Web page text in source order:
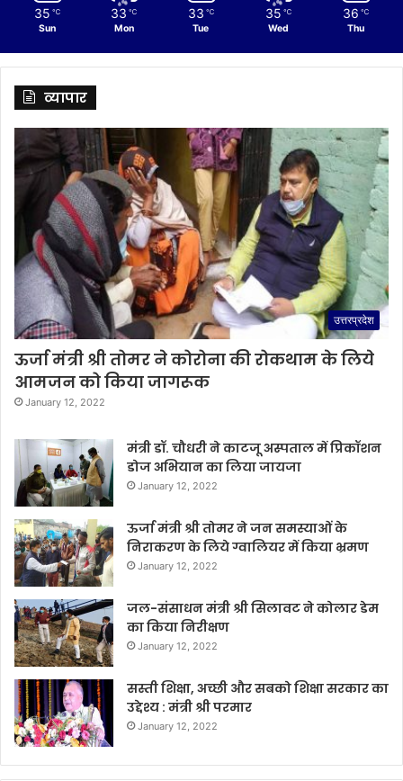
35 ℃
Sun
33 ℃
Mon
33 ℃
Tue
35 ℃
Wed
36 ℃
Thu
व्यापार
उत्तरप्रदेश
ऊर्जा मंत्री श्री तोमर ने कोरोना की रोकथाम के लिये
आमजन को किया जागरूक
January 12, 2022
मंत्री डॉ. चौधरी ने काटजू अस्पताल में प्रिकॉशन
डोज अभियान का लिया जायजा
January 12, 2022
ऊर्जा मंत्री श्री तोमर ने जन समस्याओं के
निराकरण के लिये ग्वालियर में किया भ्रमण
January 12, 2022
जल-संसाधन मंत्री श्री सिलावट ने कोलार डेम
का किया निरीक्षण
January 12, 2022
सस्ती शिक्षा, अच्छी और सबको शिक्षा सरकार का
उद्देश्य : मंत्री श्री परमार
January 12, 2022